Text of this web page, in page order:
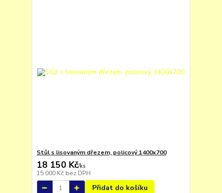
Stůl s lisovaným dřezem, policový 1400x700
18 150 Kč/ks
15 000 Kč bez DPH
Přidat do košíku